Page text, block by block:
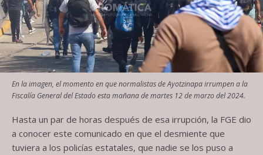
En la imagen, el momento en que normalistas de Ayotzinapa irrumpen a la
Fiscalía General del Estado esta mañana de martes 12 de marzo del 2024.
Hasta un par de horas después de esa irrupción, la FGE dio
a conocer este comunicado en que el desmiente que
tuviera a los policías estatales, que nadie se los puso a